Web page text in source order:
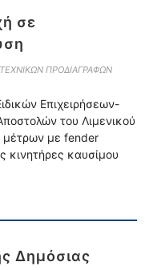
σε
ΠΡΟΔΙΑΓΡΑΦΩΝ
Επιχειρήσεων-
του Λιμενικού
με fender
κινητήρες καυσίμου
Δημόσιας